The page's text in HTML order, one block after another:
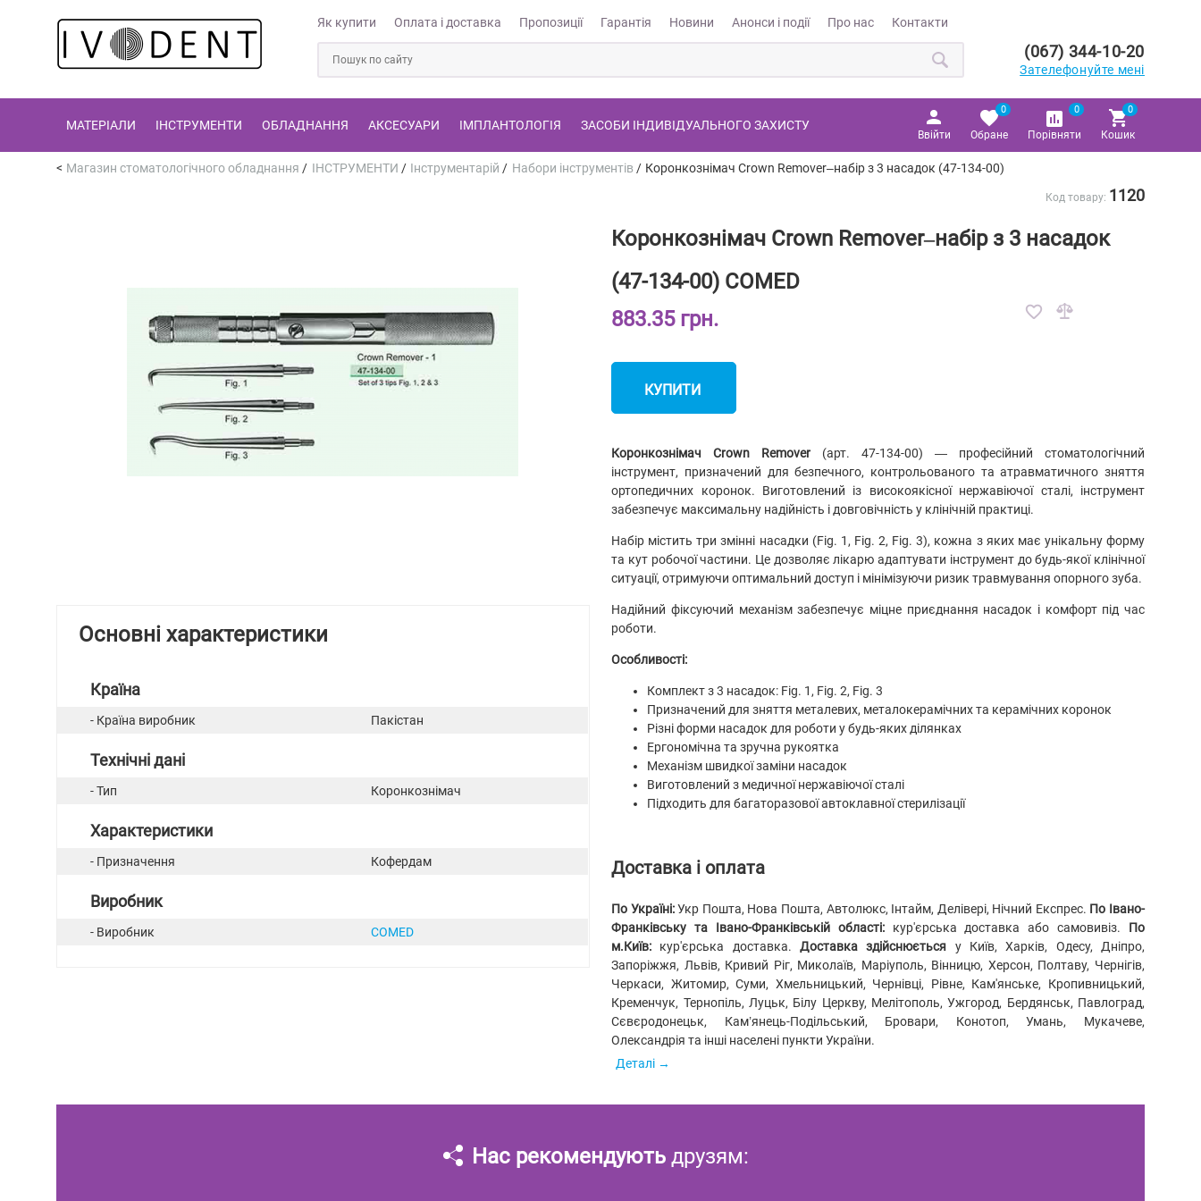
Як купити Оплата і доставка Пропозиції Гарантія Новини Анонси і події Про нас Контакти
(067) 344-10-20
Зателефонуйте мені
МАТЕРІАЛИ ІНСТРУМЕНТИ ОБЛАДНАННЯ АКСЕСУАРИ ІМПЛАНТОЛОГІЯ ЗАСОБИ ІНДИВІДУАЛЬНОГО ЗАХИСТУ
Ввійти Обране
0
Порівняти
0
Кошик
0
Магазин стоматологічного обладнання / ІНСТРУМЕНТИ / Інструментарій / Набори інструментів / Коронкознімач Crown Remover–набір з 3 насадок (47-134-00)
Основні характеристики
Країна
- Країна виробник Пакістан
Технічні дані
- Тип Коронкознімач
Характеристики
- Призначення Кофердам
Виробник
- Виробник COMED
Код товару: 1120
Коронкознімач Crown Remover–набір з 3 насадок
(47-134-00) COMED
883.35 грн.
КУПИТИ
Коронкознімач Crown Remover (арт. 47-134-00) — професійний стоматологічний
інструмент, призначений для безпечного, контрольованого та атравматичного зняття
ортопедичних коронок. Виготовлений із високоякісної нержавіючої сталі, інструмент
забезпечує максимальну надійність і довговічність у клінічній практиці.
Набір містить три змінні насадки (Fig. 1, Fig. 2, Fig. 3), кожна з яких має унікальну форму
та кут робочої частини. Це дозволяє лікарю адаптувати інструмент до будь-якої клінічної
ситуації, отримуючи оптимальний доступ і мінімізуючи ризик травмування опорного зуба.
Надійний фіксуючий механізм забезпечує міцне приєднання насадок і комфорт під час
роботи.
Особливості:
Комплект з 3 насадок: Fig. 1, Fig. 2, Fig. 3
Призначений для зняття металевих, металокерамічних та керамічних коронок
Різні форми насадок для роботи у будь-яких ділянках
Ергономічна та зручна рукоятка
Механізм швидкої заміни насадок
Виготовлений з медичної нержавіючої сталі
Підходить для багаторазової автоклавної стерилізації
Доставка і оплата
По Україні:Укр Пошта, Нова Пошта, Автолюкс, Інтайм, Делівері, Нічний Експрес. По Івано-
Франківську та Івано-Франківській області:кур'єрська доставка або самовивіз. По
м.Київ: кур'єрська доставка.Доставка здійснюється у Київ, Харків, Одесу, Дніпро,
Запоріжжя, Львів, Кривий Ріг, Миколаїв, Маріуполь, Вінницю, Херсон, Полтаву, Чернігів,
Черкаси, Житомир, Суми, Хмельницький, Чернівці, Рівне, Кам'янське, Кропивницький,
Кременчук, Тернопіль, Луцьк, Білу Церкву, Мелітополь, Ужгород, Бердянськ, Павлоград,
Сєвєродонецьк, Кам’янець-Подільський, Бровари, Конотоп, Умань, Мукачеве,
Олександрія та інші населені пункти України.
Деталі
Нас рекомендують друзям: